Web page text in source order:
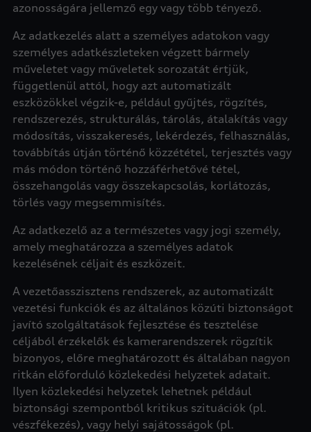
azonosságára jellemző egy vagy több tényező.
Az adatkezelés alatt a személyes adatokon vagy
személyes adatkészleteken végzett bármely
műveletet vagy műveletek sorozatát értjük,
függetlenül attól, hogy azt automatizált
eszközökkel végzik-e, például gyűjtés, rögzítés,
rendszerezés, strukturálás, tárolás, átalakítás vagy
módosítás, visszakeresés, lekérdezés, felhasználás,
továbbítás útján történő közzététel, terjesztés vagy
más módon történő hozzáférhetővé tétel,
összehangolás vagy összekapcsolás, korlátozás,
törlés vagy megsemmisítés.
Az adatkezelő az a természetes vagy jogi személy,
amely meghatározza a személyes adatok
kezelésének céljait és eszközeit.
A vezetőasszisztens rendszerek, az automatizált
vezetési funkciók és az általános közúti biztonságot
javító szolgáltatások fejlesztése és tesztelése
céljából érzékelők és kamerarendszerek rögzítik
bizonyos, előre meghatározott és általában nagyon
ritkán előforduló közlekedési helyzetek adatait.
Ilyen közlekedési helyzetek lehetnek például
biztonsági szempontból kritikus szituációk (pl.
vészfékezés), vagy helyi sajátosságok (pl.